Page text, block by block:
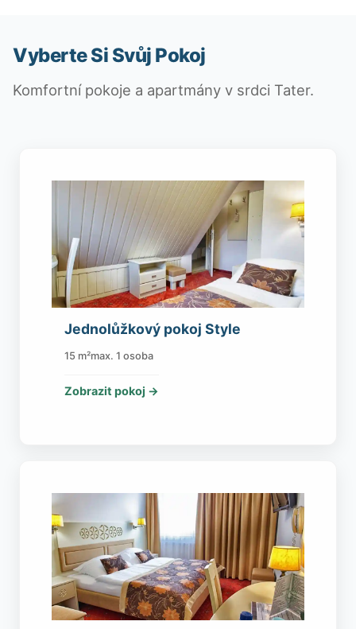
Vyberte Si Svůj Pokoj
Komfortní pokoje a apartmány v srdci Tater.
Jednolůžkový pokoj Style
15 m²max. 1 osoba
Zobrazit pokoj →